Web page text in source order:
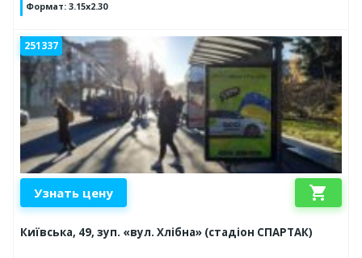
Формат: 3.15x2.30
251337
Узнать цену shopping_cart
Київська, 49, зуп. «вул. Хлібна» (стадіон СПАРТАК)